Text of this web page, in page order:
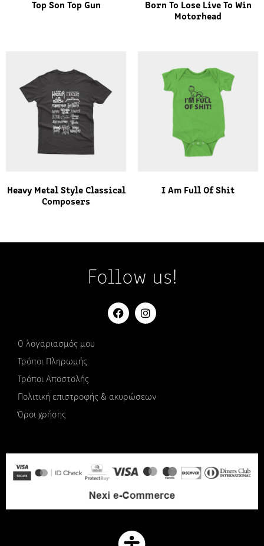
Top Son Top Gun
Born To Lose Live To Win
Motorhead
Heavy Metal Style Classical
Composers
I Am Full Of Shit
Follow us!
Ο λογαριασμός μου
Τρόποι Πληρωμής
Τρόποι Αποστολής
Πολιτική επιστροφής & ακυρώσεων
Όροι χρήσης